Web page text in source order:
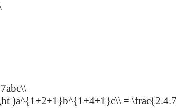
)a^{1+2+1}b^{1+4+1}c\\ =